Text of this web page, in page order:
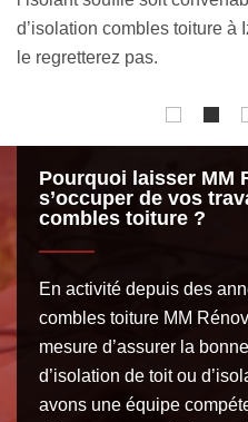
vous ne
Pourquoi laisser MM
s’occuper de vos
combles toiture ?
En activité depuis des
combles toiture MM
mesure d’assurer la
d’isolation de toit ou
avons une équipe